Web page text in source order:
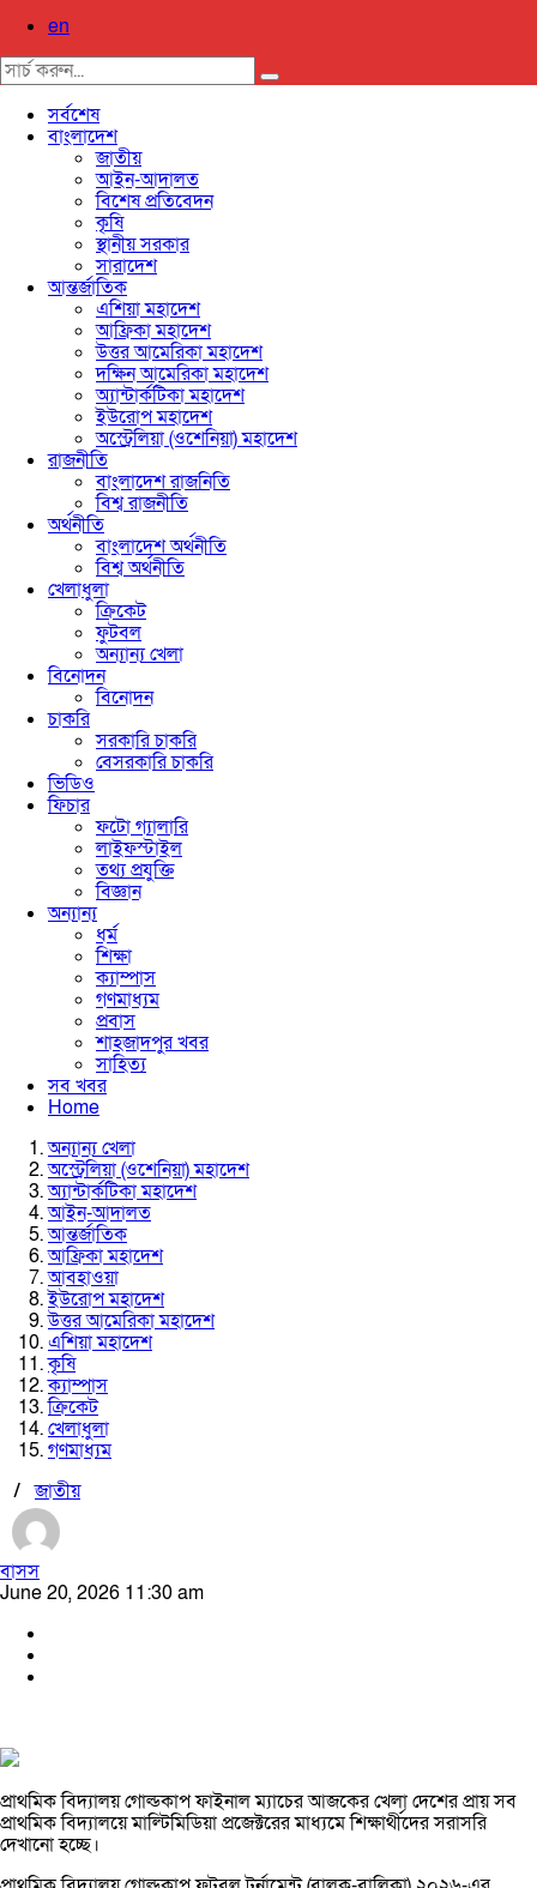
en
সর্বশেষ
বাংলাদেশ
জাতীয়
আইন-আদালত
বিশেষ প্রতিবেদন
কৃষি
স্থানীয় সরকার
সারাদেশ
আন্তর্জাতিক
এশিয়া মহাদেশ
আফ্রিকা মহাদেশ
উত্তর আমেরিকা মহাদেশ
দক্ষিন আমেরিকা মহাদেশ
অ্যান্টার্কটিকা মহাদেশ
ইউরোপ মহাদেশ
অস্ট্রেলিয়া (ওশেনিয়া) মহাদেশ
রাজনীতি
বাংলাদেশ রাজনিতি
বিশ্ব রাজনীতি
অর্থনীতি
বাংলাদেশ অর্থনীতি
বিশ্ব অর্থনীতি
খেলাধুলা
ক্রিকেট
ফুটবল
অন্যান্য খেলা
বিনোদন
বিনোদন
চাকরি
সরকারি চাকরি
বেসরকারি চাকরি
ভিডিও
ফিচার
ফটো গ্যালারি
লাইফস্টাইল
তথ্য প্রযুক্তি
বিজ্ঞান
অন্যান্য
ধর্ম
শিক্ষা
ক্যাম্পাস
গণমাধ্যম
প্রবাস
শাহজাদপুর খবর
সাহিত্য
সব খবর
Home
অন্যান্য খেলা
অস্ট্রেলিয়া (ওশেনিয়া) মহাদেশ
অ্যান্টার্কটিকা মহাদেশ
আইন-আদালত
আন্তর্জাতিক
আফ্রিকা মহাদেশ
আবহাওয়া
ইউরোপ মহাদেশ
উত্তর আমেরিকা মহাদেশ
এশিয়া মহাদেশ
কৃষি
ক্যাম্পাস
ক্রিকেট
খেলাধুলা
গণমাধ্যম
/জাতীয়
বাসস
June 20, 2026 11:30 am
প্রাথমিক বিদ্যালয় গোল্ডকাপ ফাইনাল ম্যাচের আজকের খেলা দেশের প্রায় সব
প্রাথমিক বিদ্যালয়ে মাল্টিমিডিয়া প্রজেক্টরের মাধ্যমে শিক্ষার্থীদের সরাসরি
দেখানো হচ্ছে।